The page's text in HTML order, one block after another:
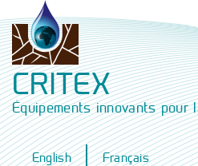
CRITEX
Équipements innovants pour
English Français